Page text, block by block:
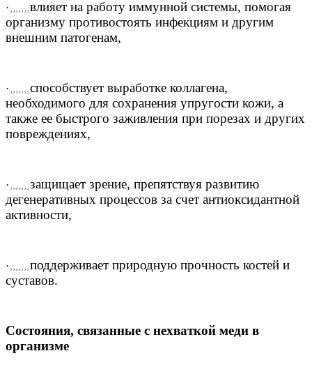
· , , , , , , , влияет на работу иммунной системы, помогая
организму противостоять инфекциям и другим
внешним патогенам,
· , , , , , , , способствует выработке коллагена,
необходимого для сохранения упругости кожи, а
также ее быстрого заживления при порезах и других
повреждениях,
· , , , , , , , защищает зрение, препятствуя развитию
дегенеративных процессов за счет антиоксидантной
активности,
· , , , , , , , поддерживает природную прочность костей и
суставов.
Состояния, связанные с нехваткой меди в
организме